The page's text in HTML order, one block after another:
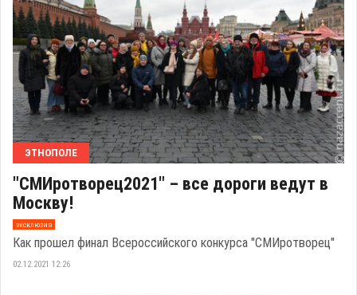
ЭТНОПОЛЕ
"СМИротворец2021" – все дороги ведут в
Москву!
эксклюзив
Как прошел финал Всероссийского конкурса "СМИротворец"
02.12.2021 12:26